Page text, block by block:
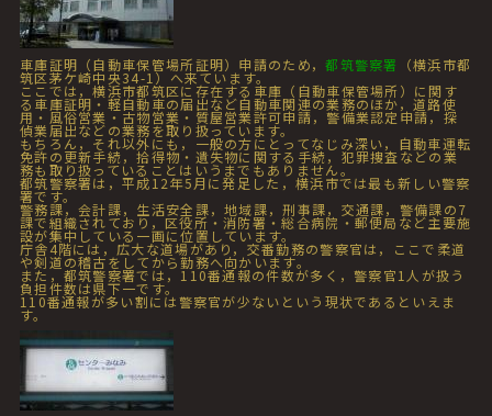
車庫証明（自動車保管場所証明）申請のため，都筑警察署 （横浜市都
筑区茅ケ崎中央34-1）へ来ています。
ここでは，横浜市都筑区に存在する車庫（自動車保管場所）に関す
る車庫証明・軽自動車の届出など自動車関連の業務のほか，道路使
用・風俗営業・古物営業・質屋営業許可申請，警備業認定申請，探
偵業届出などの業務を取り扱っています。
もちろん，それ以外にも，一般の方にとってなじみ深い，自動車運転
免許の更新手続，拾得物・遺失物に関する手続，犯罪捜査などの業
務も取り扱っていることはいうまでもありません。
都筑警察署は，平成12年5月に発足した，横浜市では最も新しい警察
署です。
警務課，会計課，生活安全課，地域課，刑事課，交通課，警備課の7
課で組織されており，区役所・消防署・総合病院・郵便局など主要施
設が集中している一画に位置しています。
庁舎4階には，広大な道場があり，交番勤務の警察官は，ここで柔道
や剣道の稽古をしてから勤務へ向かいます。
また，都筑警察署では，110番通報の件数が多く，警察官1人が扱う
負担件数は県下一です。
110番通報が多い割には警察官が少ないという現状であるといえま
す。